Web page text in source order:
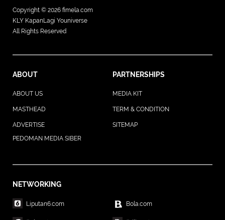
Copyright © 2026 fimela.com
KLY KapanLagi Youniverse
All Rights Reserved
ABOUT PARTNERSHIPS
ABOUT US MEDIA KIT
MASTHEAD TERM & CONDITION
ADVERTISE
SITEMAP
PEDOMAN MEDIA SIBER
NETWORKING
Liputan6.com Bola.com